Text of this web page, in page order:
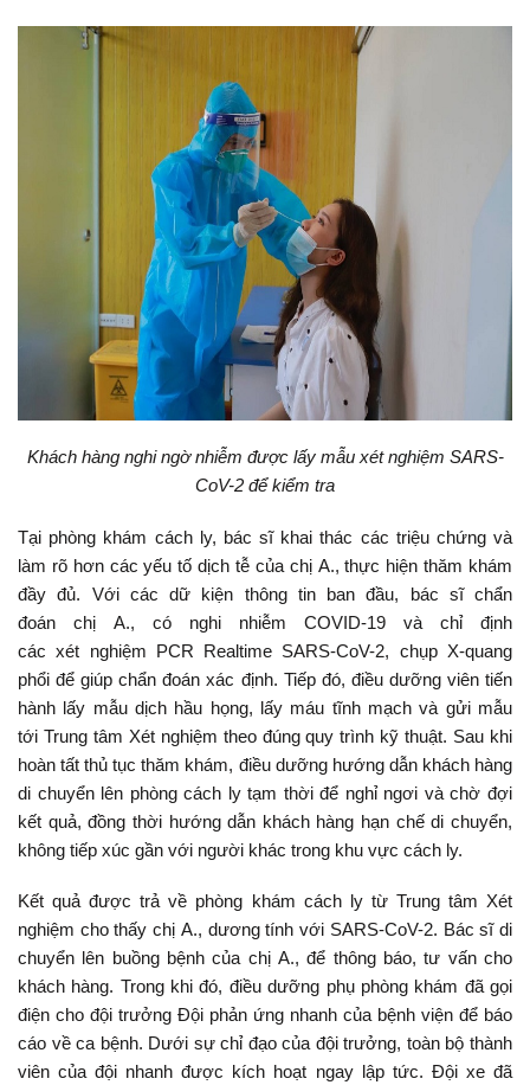
Khách hàng nghi ngờ nhiễm được lấy mẫu xét nghiệm SARS-
CoV-2 để kiểm tra
Tại phòng khám cách ly, bác sĩ khai thác các triệu chứng và
làm rõ hơn các yếu tố dịch tễ của chị A., thực hiện thăm khám
đầy đủ. Với các dữ kiện thông tin ban đầu, bác sĩ chẩn
đoán chị A., có nghi nhiễm COVID-19 và chỉ định
các xét nghiệm PCR Realtime SARS-CoV-2, chụp X-quang
phổi để giúp chẩn đoán xác định. Tiếp đó, điều dưỡng viên tiến
hành lấy mẫu dịch hầu họng, lấy máu tĩnh mạch và gửi mẫu
tới Trung tâm Xét nghiệm theo đúng quy trình kỹ thuật. Sau khi
hoàn tất thủ tục thăm khám, điều dưỡng hướng dẫn khách hàng
di chuyển lên phòng cách ly tạm thời để nghỉ ngơi và chờ đợi
kết quả, đồng thời hướng dẫn khách hàng hạn chế di chuyển,
không tiếp xúc gần với người khác trong khu vực cách ly.
Kết quả được trả về phòng khám cách ly từ Trung tâm Xét
nghiệm cho thấy chị A., dương tính với SARS-CoV-2. Bác sĩ di
chuyển lên buồng bệnh của chị A., để thông báo, tư vấn cho
khách hàng. Trong khi đó, điều dưỡng phụ phòng khám đã gọi
điện cho đội trưởng Đội phản ứng nhanh của bệnh viện để báo
cáo về ca bệnh. Dưới sự chỉ đạo của đội trưởng, toàn bộ thành
viên của đội nhanh được kích hoạt ngay lập tức. Đội xe đã